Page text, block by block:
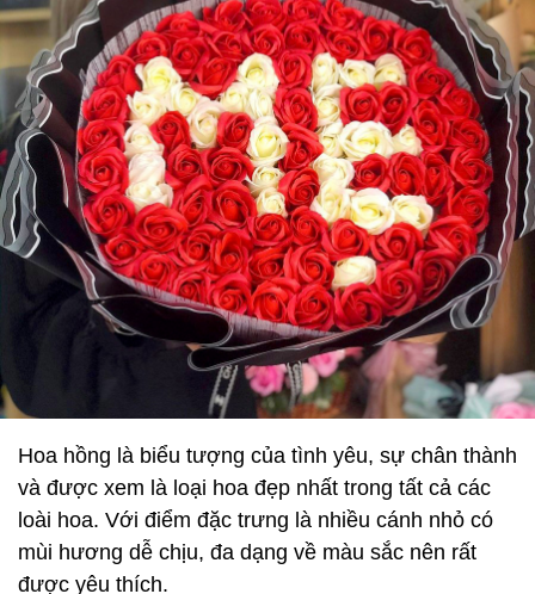
Hoa hồng là biểu tượng của tình yêu, sự chân thành
và được xem là loại hoa đẹp nhất trong tất cả các
loài hoa. Với điểm đặc trưng là nhiều cánh nhỏ có
mùi hương dễ chịu, đa dạng về màu sắc nên rất
được yêu thích.